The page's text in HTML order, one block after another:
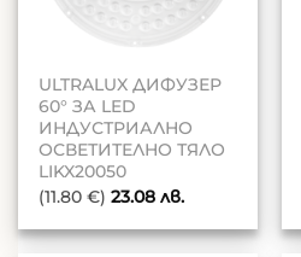
ULTRALUX ДИФУЗЕР
60° ЗА LED
ИНДУСТРИАЛНО
ОСВЕТИТЕЛНО ТЯЛО
LIKX20050
(11.80 €) 23.08лв.